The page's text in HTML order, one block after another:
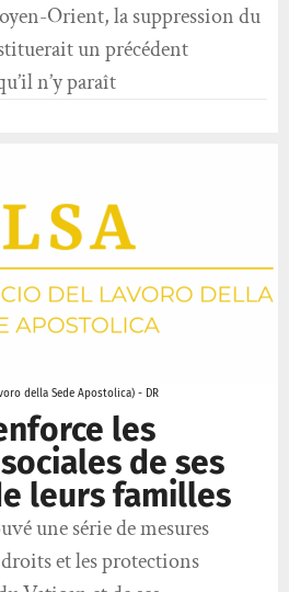
Orient, la suppression du
un précédent
n’y paraît
della Sede Apostolica) - DR
les
de ses
leurs familles
une série de mesures
et les protections